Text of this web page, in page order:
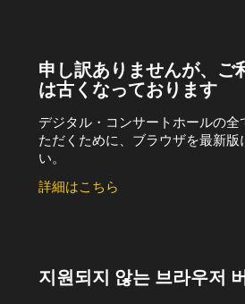
申し訳ありませんが、ご
は古くなっております
デジタル・コンサートホールの全
ただくために、ブラウザを最新版
い。
詳細はこちら
지원되지 않는 브라우저